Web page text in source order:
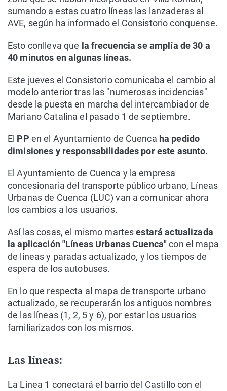
sumando a estas cuatro líneas las lanzaderas al
AVE, según ha informado el Consistorio conquense.
Esto conlleva que la frecuencia se amplía de 30 a
40 minutos en algunas líneas.
Este jueves el Consistorio comunicaba el cambio al
modelo anterior tras las "numerosas incidencias"
desde la puesta en marcha del intercambiador de
Mariano Catalina el pasado 1 de septiembre.
El PP en el Ayuntamiento de Cuenca ha pedido
dimisiones y responsabilidades por este asunto.
El Ayuntamiento de Cuenca y la empresa
concesionaria del transporte público urbano, Líneas
Urbanas de Cuenca (LUC) van a comunicar ahora
los cambios a los usuarios.
Así las cosas, el mismo martesestará actualizada
la aplicación "Líneas Urbanas Cuenca"con el mapa
de líneas y paradas actualizado, y los tiempos de
espera de los autobuses.
En lo que respecta al mapa de transporte urbano
actualizado, se recuperarán los antiguos nombres
de las líneas (1, 2, 5 y 6), por estar los usuarios
familiarizados con los mismos.
Las líneas:
La Línea 1 conectará el barrio del Castillo con el